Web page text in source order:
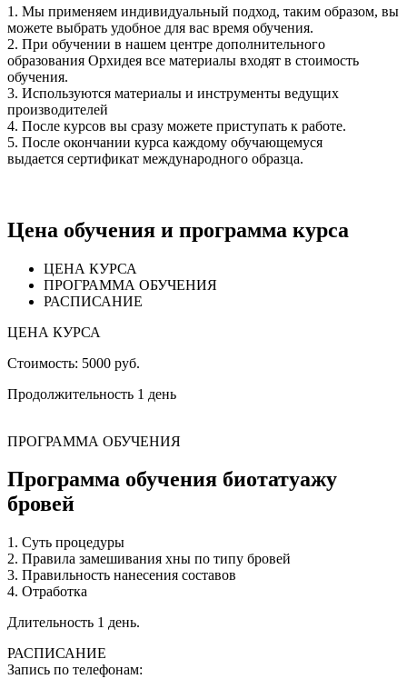
1. Мы применяем индивидуальный подход, таким образом, вы
можете выбрать удобное для вас время обучения.
2. При обучении в нашем центре дополнительного
образования Орхидея все материалы входят в стоимость
обучения.
3. Используются материалы и инструменты ведущих
производителей
4. После курсов вы сразу можете приступать к работе.
5. После окончании курса каждому обучающемуся
выдается сертификат международного образца.
Цена обучения и программа курса
ЦЕНА КУРСА
ПРОГРАММА ОБУЧЕНИЯ
РАСПИСАНИЕ
ЦЕНА КУРСА
Стоимость: 5000 руб.
Продолжительность 1 день
ПРОГРАММА ОБУЧЕНИЯ
Программа обучения биотатуажу
бровей
1. Суть процедуры
2. Правила замешивания хны по типу бровей
3. Правильность нанесения составов
4. Отработка
Длительность 1 день.
РАСПИСАНИЕ
Запись по телефонам: